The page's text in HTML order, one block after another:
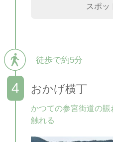
スポッ
徒歩で約5分
おかげ横丁
かつての参宮街道の
触れる